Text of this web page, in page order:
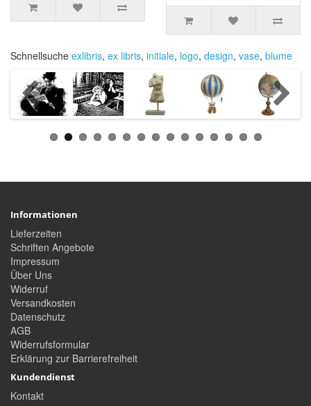
Schnellsuche exlibris, ex libris, initiale, logo, design, vase, blume
Informationen
Lieferzeiten
Schriften Angebote
Impressum
Über Uns
Widerruf
Versandkosten
Datenschutz
AGB
Widerrufsformular
Erklärung zur Barrierefreiheit
Kundendienst
Kontakt